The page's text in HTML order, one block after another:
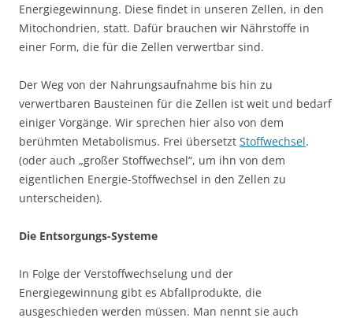
Energiegewinnung. Diese findet in unseren Zellen, in den
Mitochondrien, statt. Dafür brauchen wir Nährstoffe in
einer Form, die für die Zellen verwertbar sind.
Der Weg von der Nahrungsaufnahme bis hin zu
verwertbaren Bausteinen für die Zellen ist weit und bedarf
einiger Vorgänge. Wir sprechen hier also von dem
berühmten Metabolismus. Frei übersetzt Stoffwechsel.
(oder auch „großer Stoffwechsel“, um ihn von dem
eigentlichen Energie-Stoffwechsel in den Zellen zu
unterscheiden).
Die Entsorgungs-Systeme
In Folge der Verstoffwechselung und der
Energiegewinnung gibt es Abfallprodukte, die
ausgeschieden werden müssen. Man nennt sie auch